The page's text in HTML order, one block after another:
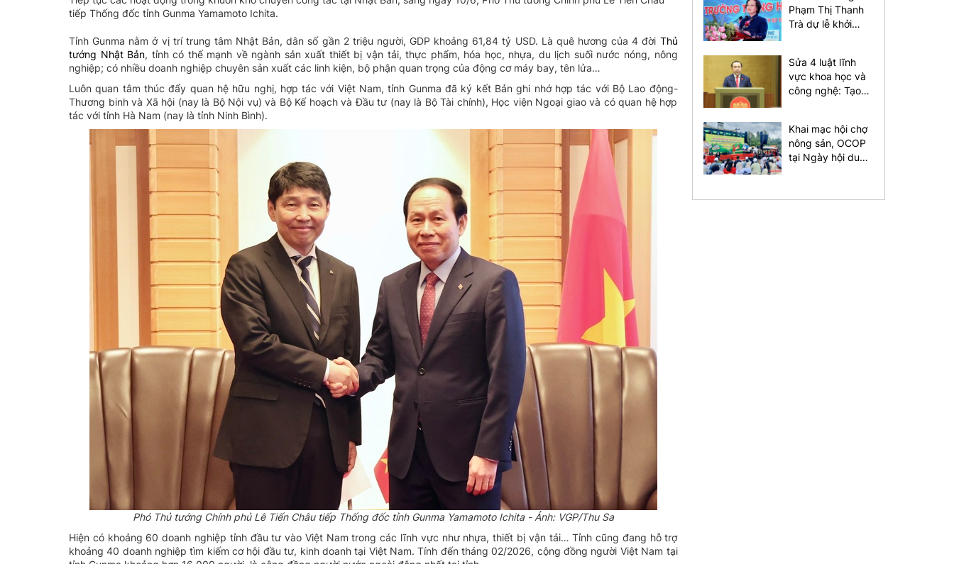
tiếp Thống đốc tỉnh Gunma Yamamoto Ichita.
Tỉnh Gunma nằm ở vị trí trung tâm Nhật Bản, dân số gần 2 triệu người, GDP khoảng 61,84 tỷ USD. Là quê hương của 4 đời Thủ
tướng Nhật Bản, tỉnh có thế mạnh về ngành sản xuất thiết bị vận tải, thực phẩm, hóa học, nhựa, du lịch suối nước nóng, nông
nghiệp; có nhiều doanh nghiệp chuyên sản xuất các linh kiện, bộ phận quan trọng của động cơ máy bay, tên lửa…
Luôn quan tâm thúc đẩy quan hệ hữu nghị, hợp tác với Việt Nam, tỉnh Gunma đã ký kết Bản ghi nhớ hợp tác với Bộ Lao động-
Thương binh và Xã hội (nay là Bộ Nội vụ) và Bộ Kế hoạch và Đầu tư (nay là Bộ Tài chính), Học viện Ngoại giao và có quan hệ hợp
tác với tỉnh Hà Nam (nay là tỉnh Ninh Bình).
Phó Thủ tướng Chính phủ Lê Tiến Châu tiếp Thống đốc tỉnh Gunma Yamamoto Ichita - Ảnh: VGP/Thu Sa
Hiện có khoảng 60 doanh nghiệp tỉnh đầu tư vào Việt Nam trong các lĩnh vực như nhựa, thiết bị vận tải… Tỉnh cũng đang hỗ trợ
khoảng 40 doanh nghiệp tìm kiếm cơ hội đầu tư, kinh doanh tại Việt Nam. Tính đến tháng 02/2026, cộng đồng người Việt Nam tại
Phạm Thị Thanh
Trà dự lễ khởi
Trung học phổ
thông Nam Đàn 1
Sửa 4 luật lĩnh
vực khoa học và
công nghệ: Tạo
Khai mạc hội chợ
nông sản, OCOP
tại Ngày hội du